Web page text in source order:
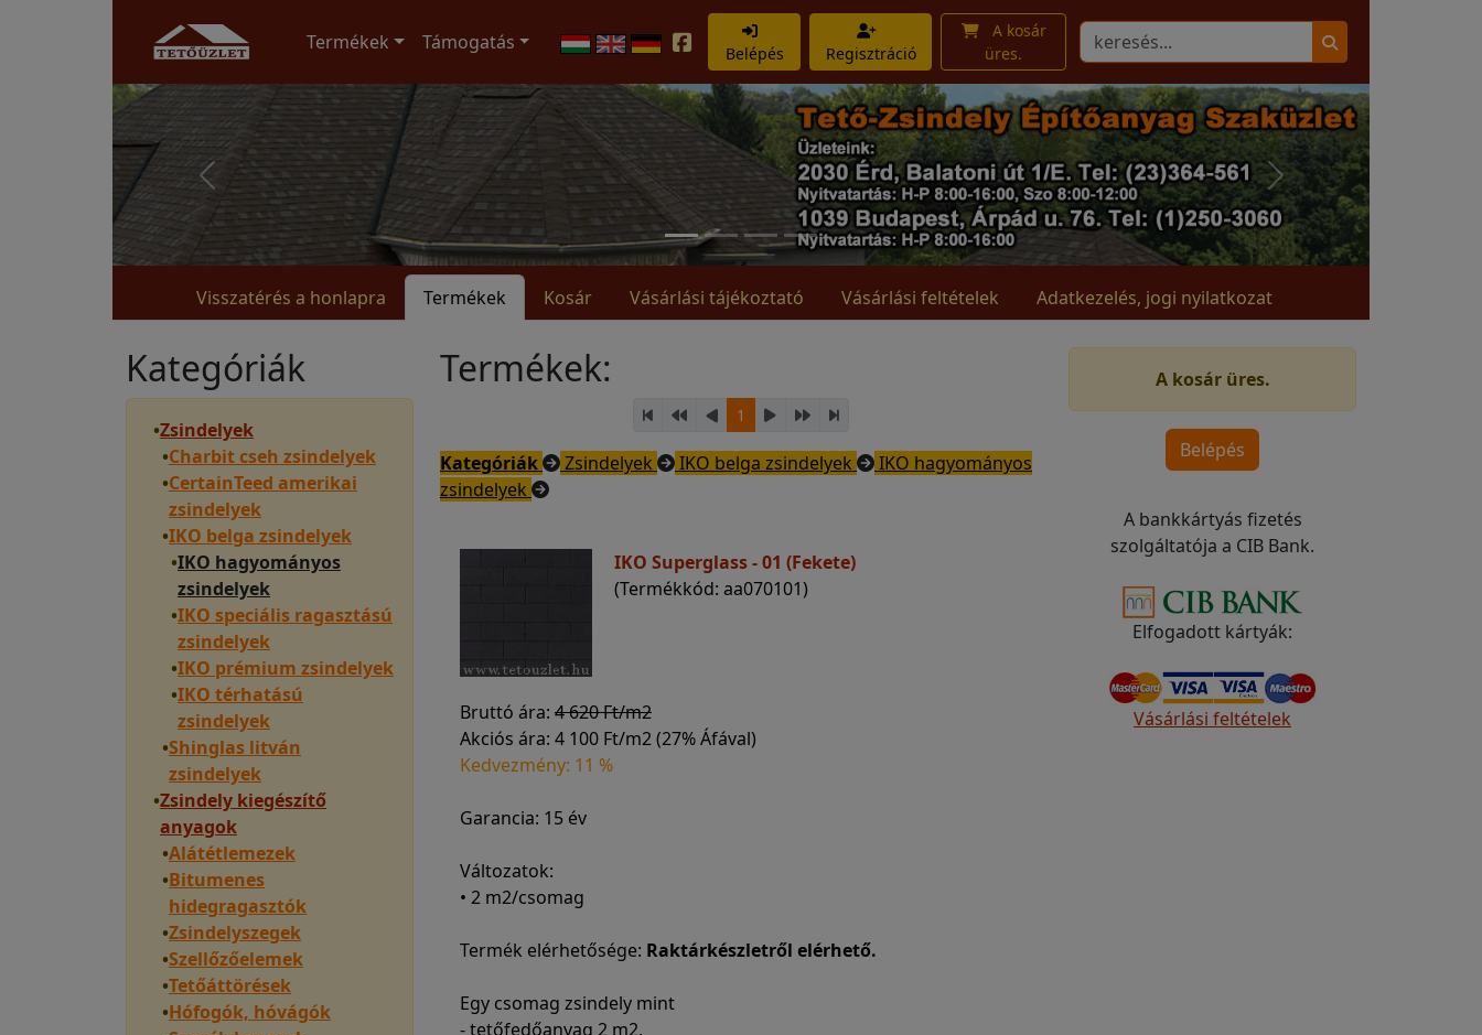
Termékek Támogatás Belépés Regisztráció
A kosár
üres.
Visszatérés a honlapra Termékek Kosár Vásárlási tájékoztató Vásárlási feltételek Adatkezelés, jogi nyilatkozat
Kategóriák
•Zsindelyek
•Charbit cseh zsindelyek
•CertainTeed amerikai
zsindelyek
•IKO belga zsindelyek
•IKO hagyományos
zsindelyek
•IKO speciális ragasztású
zsindelyek
•IKO prémium zsindelyek
•IKO térhatású
zsindelyek
•Shinglas litván
zsindelyek
•Zsindely kiegészítő
anyagok
•Alátétlemezek
•Bitumenes
hidegragasztók
•Zsindelyszegek
•Szellőzőelemek
•Tetőáttörések
•Hófogók, hóvágók
Termékek:
1
Kategóriák Zsindelyek IKO belga zsindelyek
IKO hagyományos
zsindelyek
IKO Superglass - 01 (Fekete)
(Termékkód: aa070101)
Bruttó ára: 4 620 Ft/m2
Akciós ára: 4 100 Ft/m2 (27% Áfával)
Kedvezmény: 11 %
Garancia: 15 év
Változatok:
• 2 m2/csomag
Termék elérhetősége: Raktárkészletről elérhető.
Egy csomag zsindely mint
- tetőfedőanyag 2 m2,
A kosár üres.
A bankkártyás fizetés
szolgáltatója a CIB Bank.
Elfogadott kártyák:
Vásárlási feltételek